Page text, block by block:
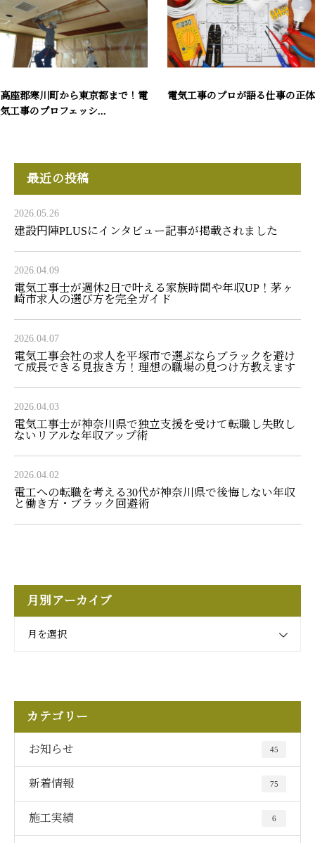
高座郡寒川町から東京都まで！電
気工事のプロフェッシ...
電気工事のプロが語る仕事の正体
最近の投稿
2026.05.26
建設円陣PLUSにインタビュー記事が掲載されました
2026.04.09
電気工事士が週休2日で叶える家族時間や年収UP！茅ヶ
崎市求人の選び方を完全ガイド
2026.04.07
電気工事会社の求人を平塚市で選ぶならブラックを避け
て成長できる見抜き方！理想の職場の見つけ方教えます
2026.04.03
電気工事士が神奈川県で独立支援を受けて転職し失敗し
ないリアルな年収アップ術
2026.04.02
電工への転職を考える30代が神奈川県で後悔しない年収
と働き方・ブラック回避術
月別アーカイブ
月を選択
カテゴリー
お知らせ 45
新着情報 75
施工実績 6